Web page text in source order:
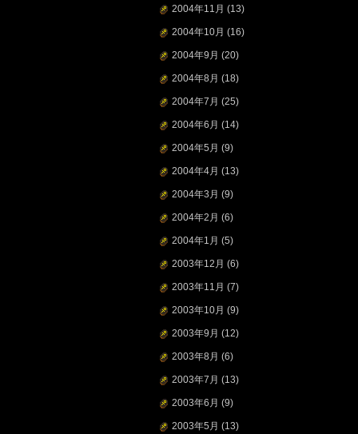
2004年11月 (13)
2004年10月 (16)
2004年9月 (20)
2004年8月 (18)
2004年7月 (25)
2004年6月 (14)
2004年5月 (9)
2004年4月 (13)
2004年3月 (9)
2004年2月 (6)
2004年1月 (5)
2003年12月 (6)
2003年11月 (7)
2003年10月 (9)
2003年9月 (12)
2003年8月 (6)
2003年7月 (13)
2003年6月 (9)
2003年5月 (13)